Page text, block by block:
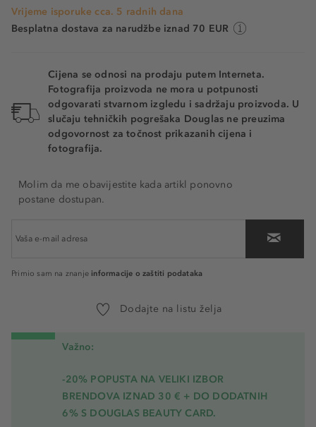
Vrijeme isporuke cca. 5 radnih dana
Besplatna dostava za narudžbe iznad 70 EUR
Cijena se odnosi na prodaju putem Interneta.
Fotografija proizvoda ne mora u potpunosti
odgovarati stvarnom izgledu i sadržaju proizvoda. U
slučaju tehničkih pogrešaka Douglas ne preuzima
odgovornost za točnost prikazanih cijena i
fotografija.
Molim da me obavijestite kada artikl ponovno
postane dostupan.
Primio sam na znanje informacije o zaštiti podataka
Dodajte na listu želja
Važno:
-20% POPUSTA NA VELIKI IZBOR
BRENDOVA IZNAD 30 € + DO DODATNIH
6% S DOUGLAS BEAUTY CARD.